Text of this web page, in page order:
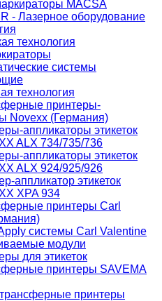
MACSA
- Лазерное оборудование
технология
системы
технология
принтеры-
Novexx (Германия)
аппликаторы этикеток
ALX 734/735/736
аппликаторы этикеток
ALX 924/925/926
аппликатор этикеток
XPA 934
принтеры Carl
системы Carl Valentine
модули
для этикеток
принтеры SAVEMA
принтеры